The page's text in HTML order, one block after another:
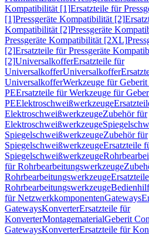
Kompatibilität [1]Ersatzteile für
[1]Pressgeräte Kompatibilität [2]
Kompatibilität [2]Pressgeräte
Pressgeräte Kompatibilität [2XL]
[2]Ersatzteile für Pressgeräte
[2]UniversalkofferErsatzteile für
UniversalkofferUniversalkoffer
UniversalkofferWerkzeuge für
PEErsatzteile für Werkzeuge für
PEElektroschweißwerkzeuge
ElektroschweißwerkzeugeZubehör für
Elektroschweißwerkzeuge
SpiegelschweißwerkzeugeZubehör für
SpiegelschweißwerkzeugeErsatzteile
Spiegelschweißwerkzeuge
für Rohrbearbeitungswerkzeuge
Rohrbearbeitungswerkzeuge
Rohrbearbeitungswerkzeuge
für NetzwerkkomponentenGateways
GatewaysKonverterErsatzteile für
KonverterMontagematerialGeberit
GatewaysKonverterErsatzteile für